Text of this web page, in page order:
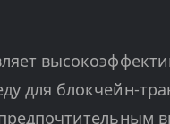
для блокчейн-